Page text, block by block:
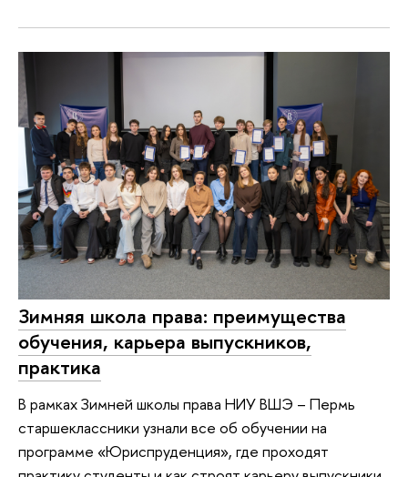
Зимняя школа права: преимущества
обучения, карьера выпускников,
практика
В рамках Зимней школы права НИУ ВШЭ – Пермь
старшеклассники узнали все об обучении на
программе «Юриспруденция», где проходят